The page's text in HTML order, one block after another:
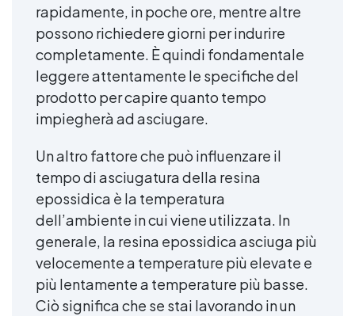
rapidamente, in poche ore, mentre altre
possono richiedere giorni per indurire
completamente. È quindi fondamentale
leggere attentamente le specifiche del
prodotto per capire quanto tempo
impiegherà ad asciugare.
Un altro fattore che può influenzare il
tempo di asciugatura della resina
epossidica è la temperatura
dell’ambiente in cui viene utilizzata. In
generale, la resina epossidica asciuga più
velocemente a temperature più elevate e
più lentamente a temperature più basse.
Ciò significa che se stai lavorando in un